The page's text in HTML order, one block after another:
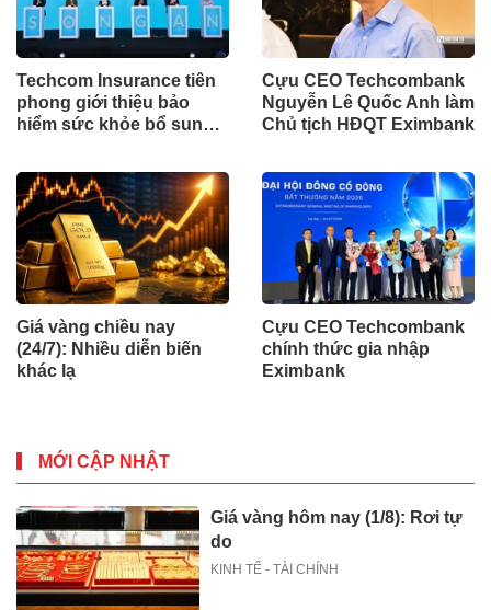
Techcom Insurance tiên
phong giới thiệu bảo
hiểm sức khỏe bổ sung
Cựu CEO Techcombank
Nguyễn Lê Quốc Anh làm
Chủ tịch HĐQT Eximbank
Giá vàng chiều nay
(24/7): Nhiều diễn biến
khác lạ
Cựu CEO Techcombank
chính thức gia nhập
Eximbank
MỚI CẬP NHẬT
Giá vàng hôm nay (1/8): Rơi tự
do
KINH TẾ - TÀI CHÍNH